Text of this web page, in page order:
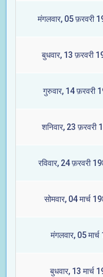
मंगलवार, 05 फ़रवरी
बुधवार, 13 फ़रवरी
गुरुवार, 14 फ़रवरी
शनिवार, 23
रविवार, 24 फ़रवरी
सोमवार, 04 मार्च
मंगलवार, 05
बुधवार, 13 मार्च